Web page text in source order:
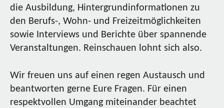
die Ausbildung, Hintergrundinformationen zu
den Berufs-, Wohn- und Freizeitmöglichkeiten
sowie Interviews und Berichte über spannende
Veranstaltungen. Reinschauen lohnt sich also.
Wir freuen uns auf einen regen Austausch und
beantworten gerne Eure Fragen. Für einen
respektvollen Umgang miteinander beachtet